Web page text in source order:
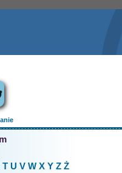
T U V W X Y Z Ż